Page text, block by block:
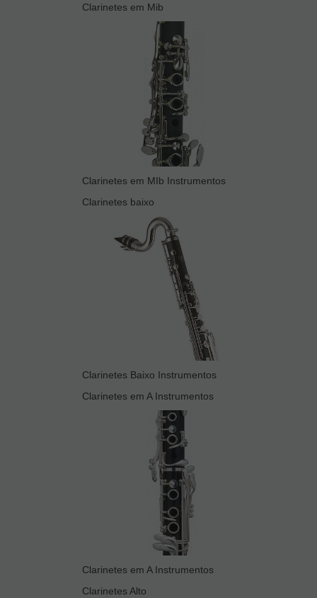
Clarinetes em Mib
Clarinetes em MIb Instrumentos
Clarinetes baixo
Clarinetes Baixo Instrumentos
Clarinetes em A Instrumentos
Clarinetes em A Instrumentos
Clarinetes Alto